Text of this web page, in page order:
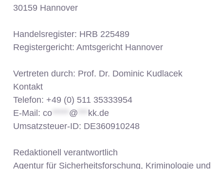
30159 Hannover
Handelsregister: HRB 225489
Registergericht: Amtsgericht Hannover
Vertreten durch: Prof. Dr. Dominic Kudlacek
Kontakt
Telefon: +49 (0) 511 35333954
E-Mail: co***** @
kk.de
Umsatzsteuer-ID: DE360910248
Redaktionell verantwortlich
Agentur für Sicherheitsforschung, Kriminologie und